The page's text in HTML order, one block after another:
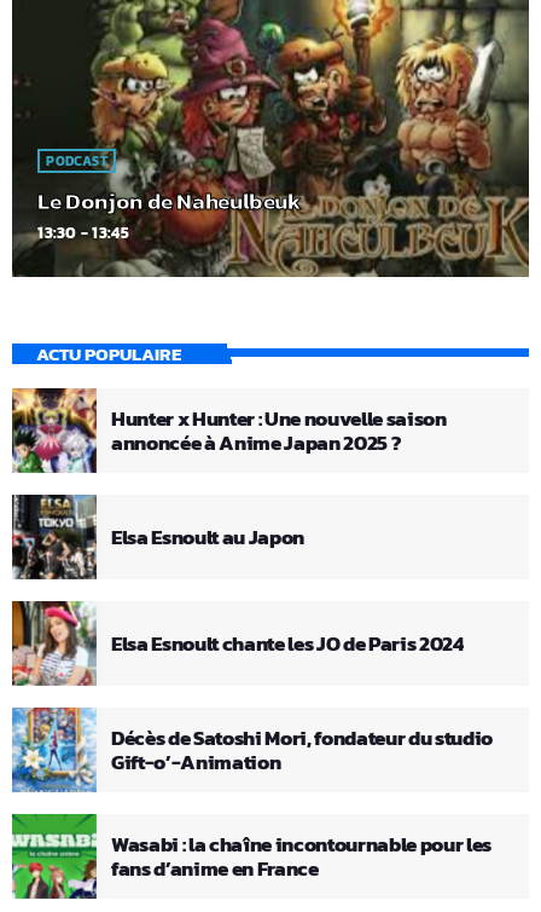
PODCAST
Le Donjon de Naheulbeuk
13:30 - 13:45
ACTU POPULAIRE
Hunter x Hunter : Une nouvelle saison
annoncée à Anime Japan 2025 ?
Elsa Esnoult au Japon
Elsa Esnoult chante les JO de Paris 2024
Décès de Satoshi Mori, fondateur du studio
Gift-o’-Animation
Wasabi : la chaîne incontournable pour les
fans d’anime en France